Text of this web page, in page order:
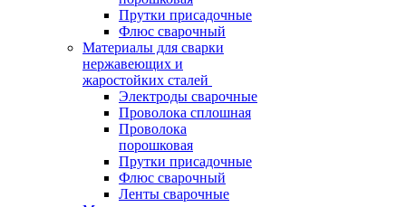
Прутки присадочные
Флюс сварочный
Материалы для сварки
нержавеющих и
жаростойких сталей
Электроды сварочные
Проволока сплошная
Проволока
порошковая
Прутки присадочные
Флюс сварочный
Ленты сварочные